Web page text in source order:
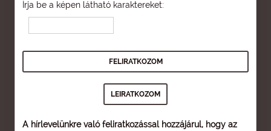
Írja be a képen látható karaktereket:
A hírlevelünkre való feliratkozással hozzájárul, hogy az